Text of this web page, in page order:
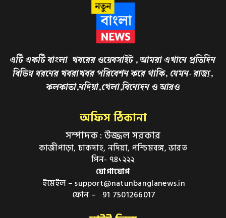
এটি একটি বাংলা খবরের ওয়েবসাইট , আমরা এখানে প্রতিদিন
বিভিন্ন ধরনের খবরাখবর পরিবেশন করে থাকি, যেমন- রাজ্য,
কলকাতা,নদিয়া,খেলা,বিনোদন ও আরও
অফিস ঠিকানা
সম্পাদক : উজ্জল সরকার
কাজীপাড়া, চাকদাহ, নদিয়া, পশ্চিমবঙ্গ, ভারত
পিন- ৭৪১২২২
যোগাযোগ
ইমেইল – support@natunbanglanews.in
ফোন – 91 7501266017